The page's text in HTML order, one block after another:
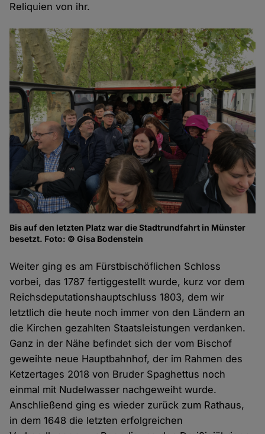
Reliquien von ihr.
Bis auf den letzten Platz war die Stadtrundfahrt in Münster
besetzt. Foto: © Gisa Bodenstein
Weiter ging es am Fürstbischöflichen Schloss
vorbei, das 1787 fertiggestellt wurde, kurz vor dem
Reichsdeputationshauptschluss 1803, dem wir
letztlich die heute noch immer von den Ländern an
die Kirchen gezahlten Staatsleistungen verdanken.
Ganz in der Nähe befindet sich der vom Bischof
geweihte neue Hauptbahnhof, der im Rahmen des
Ketzertages 2018 von Bruder Spaghettus noch
einmal mit Nudelwasser nachgeweiht wurde.
Anschließend ging es wieder zurück zum Rathaus,
in dem 1648 die letzten erfolgreichen